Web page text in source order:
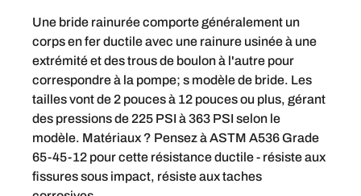
Une bride rainurée comporte généralement un
corps en fer ductile avec une rainure usinée à une
extrémité et des trous de boulon à l'autre pour
correspondre à la pompe; s modèle de bride. Les
tailles vont de 2 pouces à 12 pouces ou plus, gérant
des pressions de 225 PSI à 363 PSI selon le
modèle. Matériaux ? Pensez à ASTM A536 Grade
65-45-12 pour cette résistance ductile - résiste aux
fissures sous impact, résiste aux taches